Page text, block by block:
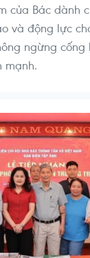
của Bác dành
và động lực
ngừng cống
mạnh.